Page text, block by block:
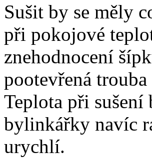
Sušit by se měly
při pokojové
znehodnocení
pootevřená
Teplota při sušení
bylinkářky navíc
urychlí.